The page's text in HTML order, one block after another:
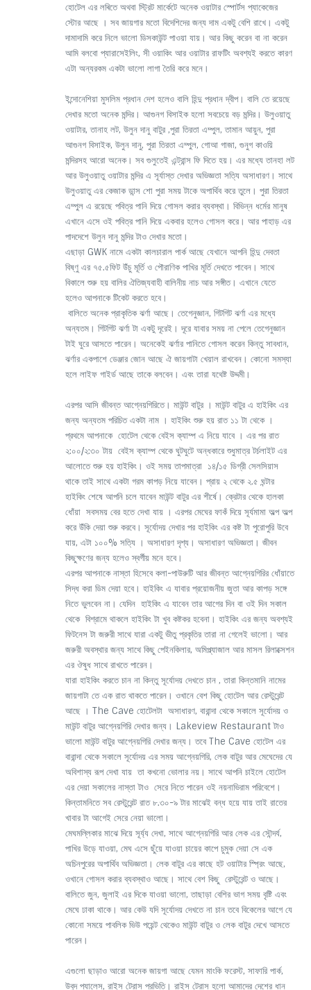
হোটেল এর লৰিতে অথবা স্ট্রিট মার্কেটে অনেক ওয়াটার স্পোর্টস প্যাকেজের
স্টোর আছে । সব জায়গার মতো বিদেশিদের জন্য দাম একটু বেশি রাখে। একটু
দামাদামি করে নিলে ভালো ডিসকাউন্ট পাওয়া যায়। আর কিছু করেন বা না করেন
আমি বলবো প্যারাসেইলিং, সী ওয়াকিং আর ওয়াটার রাফটিং অবশ্যই করতে কারণ
এটা অন্যরকম একটা ভালো লাগা তৈরি করে মনে।
ইন্দোনেশিয়া মুসলিম প্রধান দেশ হলেও বালি হিন্দু প্রধান দ্বীপ। বালি তে রয়েছে
দেখার মতো অনেক মন্দির। আগুনগ বিসাইক হলো সবচেয়ে বড় মন্দির। উলুওয়াতু
ওয়াটার, তানাহ লট, উলুন দানু বাটুর ,পুরা তিরতা এম্পুল, তামান আয়ুন, পুরা
আগুনগ বিসাইক, উলুন দানু, পুরা তিরতা এম্পুল, গোআ গাজা, গুনুগ কাওয়ি
মন্দিরসহ আরো অনেক। সব গুলুতেই এন্ট্রান্স ফি দিতে হয়। এর মধ্যে তানহা লট
আর উলুওয়াতু ওয়াটার মন্দির এ সূর্যাস্ত দেখার অভিজ্ঞতা সত্যি অসাধারণ। সাথে
উলুওয়াতু এর কেজাক ডান্স শো পুরা সময় টাকে অপার্থিব করে তুলে। পুরা তিরতা
এম্পুল এ রয়েছে পবিত্র পানি দিয়ে গোসল করার ব্যবস্থা। বিভিন্ন ধর্মের মানুষ
এখানে এসে ওই পবিত্র পানি দিয়ে একবার হলেও গোসল করে। আর পাহাড় এর
পাদদেশে উলুন দানু মন্দির টাও দেখার মতো।
এছাড়া GWK নামে একটা কালচারাল পার্ক আছে যেখানে আপনি হিন্দু দেবতা
বিষ্ণু এর ৭৫.৫ফিট উঁচু মূর্তি ও পৌরাণিক পাখির মূর্তি দেখতে পাবেন। সাথে
বিকালে শুরু হয় বালির ঐতিজ্যবাহী বালিনীয় নাচ আর সঙ্গীত। এখানে যেতে
হলেও আপনাকে টিকেট করতে হবে।
বালিতে অনেক প্রাকৃতিক ঝর্ণা আছে। তেগেনুজ্ঞান, গিটগিট ঝর্ণা এর মধ্যে
অন্যতম। গিটগিট ঝর্ণা টা একটু দূরেই। দূরে যাবার সময় না পেলে তেগেনুজ্ঞান
টাই ঘুরে আসতে পারেন। অনেকেই ঝর্ণার পানিতে গোসল করেন কিন্তু সাবধান,
ঝর্ণার একপাশে ডেঞ্জার জোন আছে ঐ জায়গাটা খেয়াল রাখবেন। কোনো সমস্যা
হলে লাইফ গাইর্ড আছে তাকে বলবেন। এবং তারা যথেষ্ট উদ্দমী।
এরপর আসি জীবন্ত আগ্নেয়গিরিতে। মাউন্ট বাটুর । মাউন্ট বাটুর এ হাইকিং এর
জন্য অন্যতম পরিচিত একটা নাম । হাইকিং শুরু হয় রাত ১১ টা থেকে ।
প্রথমে আপনাকে হোটেল থেকে বেইস ক্যাম্প এ নিয়ে যাবে । এর পর রাত
২:০০/২:৩০ টায় বেইস ক্যাম্প থেকে ঘুটঘুটে অন্ধকারে শুধুমাত্র টর্চলাইট এর
আলোতে শুরু হয় হাইকিং। ওই সময় তাপমাত্রা ১৪/১৫ ডিগ্রী সেলসিয়াস
থাকে তাই সাথে একটা গরম কাপড় নিয়ে যাবেন। প্রায় ২ থেকে ২.৫ ঘন্টার
হাইকিং শেষে আপনি চলে যাবেন মাউন্ট বাটুর এর শীর্ষে। ক্রেটার থেকে হালকা
ধোঁয়া সবসময় বের হতে দেখা যায় । এরপর মেঘের ফাকঁ দিয়ে সূর্যমামা অল্প অল্প
করে উঁকি দেয়া শুরু করবে। সূর্যোদয় দেখার পর হাইকিং এর কষ্ট টা পুরোপুরি উবে
যায়, এটা ১০০% সত্যি । অসাধারণ দৃশ্য। অসাধারণ অভিজ্ঞতা। জীবন
কিছুক্ষণের জন্য হলেও স্বর্গীয় মনে হবে।
এরপর আপনাকে নাস্তা হিসেবে কলা-পাউরুটি আর জীবন্ত আগ্নেয়গিরির ধোঁয়াতে
সিদ্ধ করা ডিম দেয়া হবে। হাইকিং এ যাবার প্রয়োজনীয় জুতা আর কাপড় সঙ্গে
নিতে ভুলবেন না। যেদিন হাইকিং এ যাবেন তার আগের দিন বা ওই দিন সকাল
থেকে বিশ্রামে থাকলে হাইকিং টা খুব কষ্টকর হবেনা। হাইকিং এর জন্য অবশ্যই
ফিটনেস টা জরুরী সাথে যারা একটু ভীতু প্রকৃতির তারা না গেলেই ভালো। আর
জরুরী অবস্থার জন্য সাথে কিছু পেইনকিলার, অমিপ্ল্যাজাল আর মাসল রিলাক্সেশন
এর ঔষুধ সাথে রাখতে পারেন।
যারা হাইকিং করতে চান না কিন্তু সূর্যোদয় দেখতে চান , তারা কিন্তমানি নামের
জায়গাটা তে এক রাত থাকতে পারেন। ওখানে বেশ কিছু হোটেল আর রেস্টুরেন্ট
আছে । The Cave হোটেলটা অসাধারণ, বারান্দা থেকে সকালে সূর্যোদয় ও
মাউন্ট বাটুর আগ্নেয়গিরি দেখার জন্য। Lakeview Restaurant টাও
ভালো মাউন্ট বাটুর আগ্নেয়গিরি দেখার জন্য। তবে The Cave হোটেল এর
বারান্দা থেকে সকালে সূর্যোদয় এর সময় আগ্নেয়গিরি, লেক বাটুর আর মেঘেদের যে
অবিশাস্য রূপ দেখা যায় তা কখনো ভোলার নয়। সাথে আপনি চাইলে হোটেল
এর দেয়া সকালের নাস্তা টাও সেরে নিতে পারেন ওই নয়নাভিরাম পরিবেশে।
কিন্তামনিতে সব রেস্টুরেন্ট রাত ৮.৩০-৯ টার মাঝেই বন্ধ হয়ে যায় তাই রাতের
খাবার টা আগেই সেরে নেয়া ভালো।
মেঘমল্লিকার মাঝে দিয়ে সূর্য্য দেখা, সাথে আগ্নেয়গিরি আর লেক এর সৌন্দর্য,
পাখির উড়ে যাওয়া, মেঘ এসে ছুঁয়ে যাওয়া চায়ের কাপে চুমুক দেয়া সে এক
অচিনপুরের অপার্থিব অভিজ্ঞতা। লেক বাটুর এর কাছে হট ওয়াটার স্প্রিং আছে,
ওখানে গোসল করার ব্যবস্থাও আছে। সাথে বেশ কিছু রেস্টুরেন্ট ও আছে।
বালিতে জুন, জুলাই এর দিকে যাওয়া ভালো, তাছাড়া বেশির ভাগ সময় বৃষ্টি এবং
মেঘে ঢাকা থাকে। আর কেউ যদি সূর্যোদয় দেখতে না চান তবে বিকেলের আগে যে
কোনো সময়ে পাবলিক ভিউ পয়েন্ট থেকেও মাউন্ট বাটুর ও লেক বাটুর দেখে আসতে
পারেন।
এগুলো ছাড়াও আরো অনেক জায়গা আছে যেমন মাংকি ফরেস্ট, সাফারি পার্ক,
উবুদ প্যালেস, রাইস টেরাস প্রভিতি। রাইস টেরাস হলো আমাদের দেশের ধান